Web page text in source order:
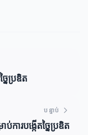
ប្រឌិត
បន្ទាប់
របង្កើតច្នៃប្រឌិត